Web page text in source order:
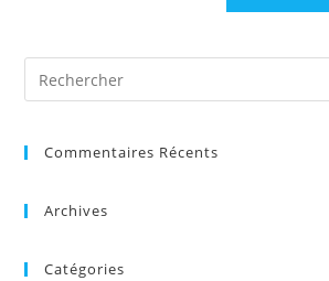
Commentaires Récents
Archives
Catégories